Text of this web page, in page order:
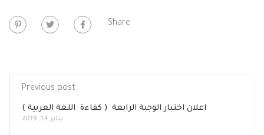
Share:
Previous post
اعلان اختبار الوجبة الرابعة ( كفاءة اللغة العربية )
يناير 14, 2019